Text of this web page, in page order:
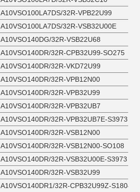
A10VSO100LA7DS/32R-VPB22U99
A10VSO100LA7DS/32R-VSB32U00E
A10VSO140DG/32R-VSB22U68
A10VSO140DR/32R-CPB32U99-SO275
A10VSO140DR/32R-VKD72U99
A10VSO140DR/32R-VPB12N00
A10VSO140DR/32R-VPB32U99
A10VSO140DR/32R-VPB32UB7
A10VSO140DR/32R-VPB32UB7E-S3973
A10VSO140DR/32R-VSB12N00
A10VSO140DR/32R-VSB12N00-SO108
A10VSO140DR/32R-VSB32U00E-S3973
A10VSO140DR/32R-VSB32U99
A10VSO140DR1/32R-CPB32U99Z-S1804